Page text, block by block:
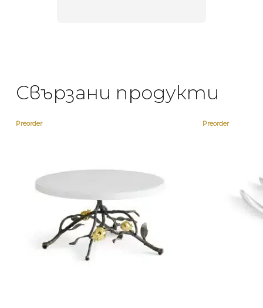
Свързани продукти
Preorder Preorder